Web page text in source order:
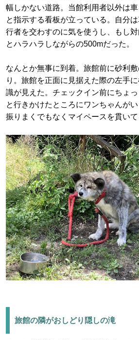
幅しかない道路。当館利用者以外は
と指示する看板が立っている。自分
行者を交わすのに気を使うし、もし
とハラハラしながらの500mだった。
なんとか無事に到着。旅館前に砂利
り。旅館を正面に見据えた際の左手
識が見えた。チェックイン前にちょ
と行きかけたところにワンちゃんが
振りまくでもなくマイペースを貫いて
旅館の隣がおしどり隠しの滝